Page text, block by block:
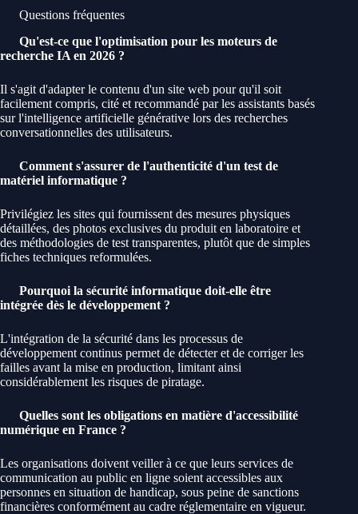
Questions fréquentes
Qu'est-ce que l'optimisation pour les moteurs de
recherche IA en 2026 ?
Il s'agit d'adapter le contenu d'un site web pour qu'il soit
facilement compris, cité et recommandé par les assistants basés
sur l'intelligence artificielle générative lors des recherches
conversationnelles des utilisateurs.
Comment s'assurer de l'authenticité d'un test de
matériel informatique ?
Privilégiez les sites qui fournissent des mesures physiques
détaillées, des photos exclusives du produit en laboratoire et
des méthodologies de test transparentes, plutôt que de simples
fiches techniques reformulées.
Pourquoi la sécurité informatique doit-elle être
intégrée dès le développement ?
L'intégration de la sécurité dans les processus de
développement continus permet de détecter et de corriger les
failles avant la mise en production, limitant ainsi
considérablement les risques de piratage.
Quelles sont les obligations en matière d'accessibilité
numérique en France ?
Les organisations doivent veiller à ce que leurs services de
communication au public en ligne soient accessibles aux
personnes en situation de handicap, sous peine de sanctions
financières conformément au cadre réglementaire en vigueur.